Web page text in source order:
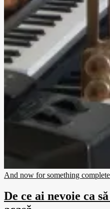
And now for something
De ce ai nevoie ca